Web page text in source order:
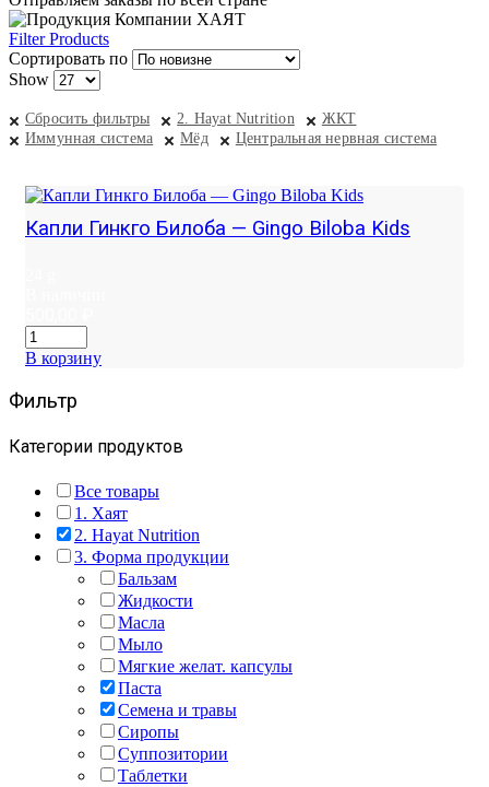
Filter Products
Сортировать по
Show
Сбросить фильтры 2. Hayat Nutrition
ЖКТ
Иммунная система
Мёд Центральная нервная система
Капли Гинкго Билоба — Gingo Biloba Kids
В корзину
Фильтр
Категории продуктов
Все товары
1. Хаят
2. Hayat Nutrition
3. Форма продукции
Бальзам
Жидкости
Масла
Мыло
Мягкие желат. капсулы
Паста
Семена и травы
Сиропы
Суппозитории
Таблетки